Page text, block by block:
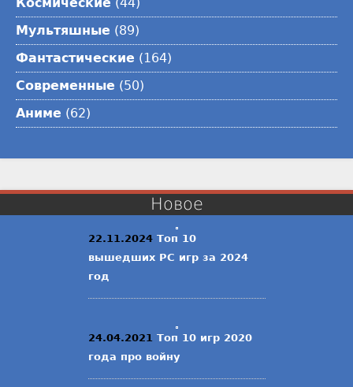
Космические (44)
Мультяшные (89)
Фантастические (164)
Современные (50)
Аниме (62)
Новое
22.11.2024 Топ 10
вышедших PC игр за 2024
год
24.04.2021 Топ 10 игр 2020
года про войну